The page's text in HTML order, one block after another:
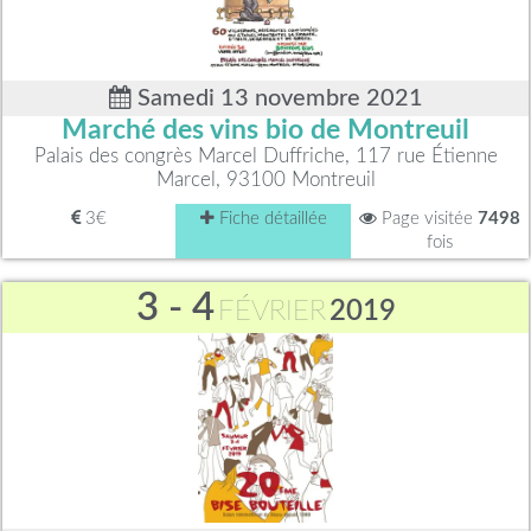
Samedi 13 novembre 2021
Marché des vins bio de Montreuil
Palais des congrès Marcel Duffriche, 117 rue Étienne
Marcel, 93100 Montreuil
3€ Fiche détaillée Page visitée 7498
fois
3 - 4 FÉVRIER 2019